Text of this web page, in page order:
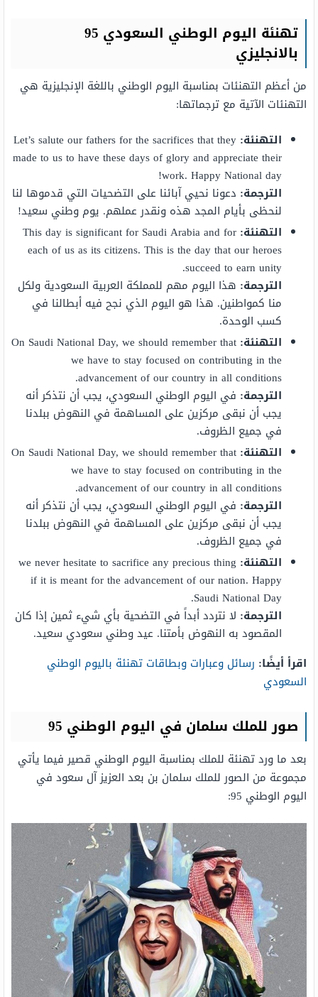
تهنئة اليوم الوطني السعودي 95
بالانجليزي
من أعظم التهنئات بمناسبة اليوم الوطني باللغة الإنجليزية هي
التهنئات الآتية مع ترجماتها:
التهنئة: Let’s salute our fathers for the sacrifices that they
made to us to have these days of glory and appreciate their
work. Happy National day!
الترجمة: دعونا نحيي آبائنا على التضحيات التي قدموها لنا
لنحظى بأيام المجد هذه ونقدر عملهم. يوم وطني سعيد!
التهنئة: This day is significant for Saudi Arabia and for
each of us as its citizens. This is the day that our heroes
succeed to earn unity.
الترجمة: هذا اليوم مهم للمملكة العربية السعودية ولكل
منا كمواطنين. هذا هو اليوم الذي نجح فيه أبطالنا في
كسب الوحدة.
التهنئة: On Saudi National Day, we should remember that
we have to stay focused on contributing in the
advancement of our country in all conditions.
الترجمة: في اليوم الوطني السعودي، يجب أن نتذكر أنه
يجب أن نبقى مركزين على المساهمة في النهوض ببلدنا
في جميع الظروف.
التهنئة: On Saudi National Day, we should remember that
we have to stay focused on contributing in the
advancement of our country in all conditions.
الترجمة: في اليوم الوطني السعودي، يجب أن نتذكر أنه
يجب أن نبقى مركزين على المساهمة في النهوض ببلدنا
في جميع الظروف.
التهنئة: we never hesitate to sacrifice any precious thing
if it is meant for the advancement of our nation. Happy
Saudi National Day.
الترجمة: لا نتردد أبداً في التضحية بأي شيء ثمين إذا كان
المقصود به النهوض بأمتنا. عيد وطني سعودي سعيد.
اقرأ أيضًا: رسائل وعبارات وبطاقات تهنئة باليوم الوطني
السعودي
صور للملك سلمان في اليوم الوطني 95
بعد ما ورد تهنئة للملك بمناسبة اليوم الوطني قصير فيما يأتي
مجموعة من الصور للملك سلمان بن بعد العزيز آل سعود في
اليوم الوطني 95: